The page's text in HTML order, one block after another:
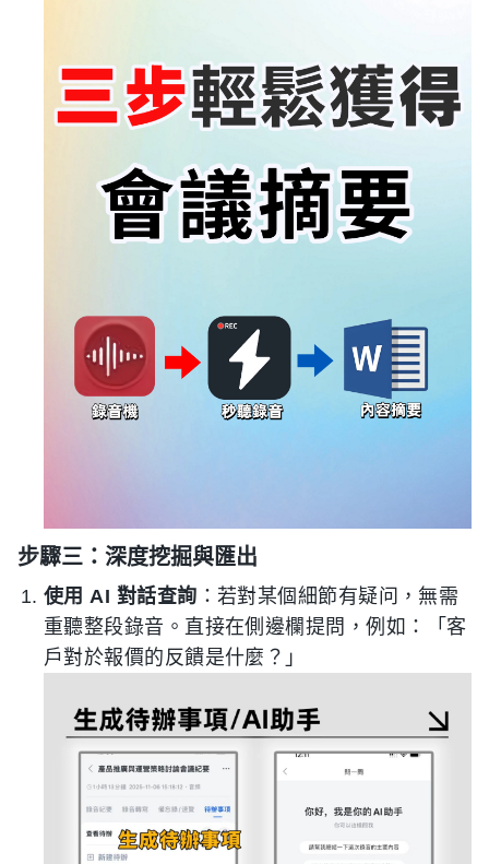
步驟三：深度挖掘與匯出
使用 AI 對話查詢 ：若對某個細節有疑问，無需
重聽整段錄音。直接在側邊欄提問，例如：「客
戶對於報價的反饋是什麼？」